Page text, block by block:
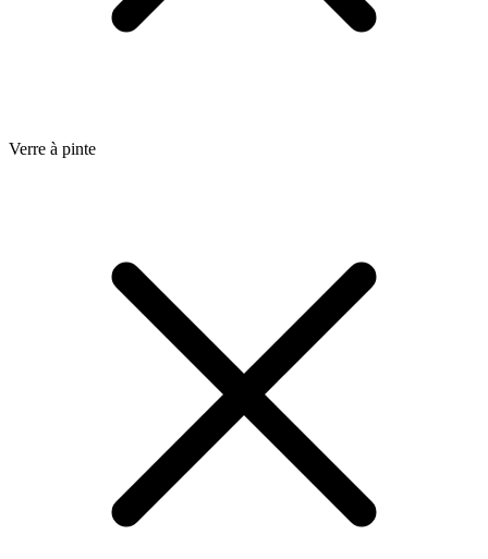
Verre à pinte